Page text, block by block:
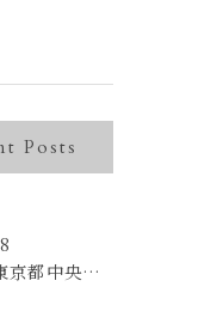
Posts
縮毛矯正と東京都中央区銀座で叶える髪質改善のポイントと理想の仕上がりを徹底解説